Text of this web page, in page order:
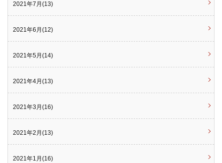
2021年7月(13)
2021年6月(12)
2021年5月(14)
2021年4月(13)
2021年3月(16)
2021年2月(13)
2021年1月(16)